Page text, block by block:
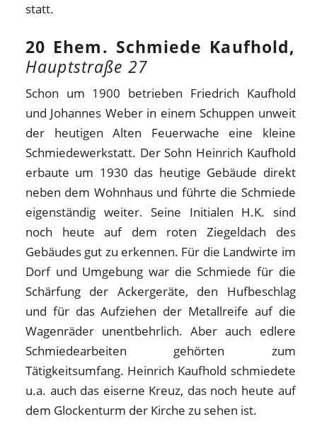
statt.
20 Ehem. Schmiede Kaufhold,
Hauptstraße 27
Schon um 1900 betrieben Friedrich Kaufhold
und Johannes Weber in einem Schuppen unweit
der heutigen Alten Feuerwache eine kleine
Schmiedewerkstatt. Der Sohn Heinrich Kaufhold
erbaute um 1930 das heutige Gebäude direkt
neben dem Wohnhaus und führte die Schmiede
eigenständig weiter. Seine Initialen H.K. sind
noch heute auf dem roten Ziegeldach des
Gebäudes gut zu erkennen. Für die Landwirte im
Dorf und Umgebung war die Schmiede für die
Schärfung der Ackergeräte, den Hufbeschlag
und für das Aufziehen der Metallreife auf die
Wagenräder unentbehrlich. Aber auch edlere
Schmiedearbeiten gehörten zum
Tätigkeitsumfang. Heinrich Kaufhold schmiedete
u.a. auch das eiserne Kreuz, das noch heute auf
dem Glockenturm der Kirche zu sehen ist.